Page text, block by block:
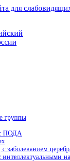
для
группы
с ПОДА
заболеванием
интеллектуальными